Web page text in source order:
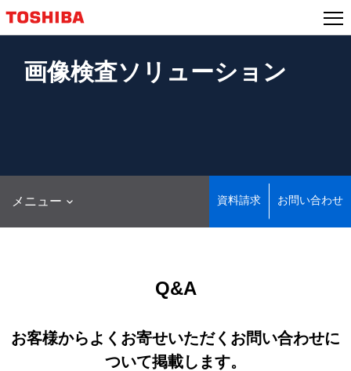
ジ
ャ
画像検査ソリューション
メニュー 資料請求 お問い合わせ
Q&A
お客様からよくお寄せいただくお問い合わせに
ついて掲載します。